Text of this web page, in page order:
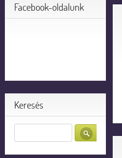
Facebook-oldalunk
Keresés